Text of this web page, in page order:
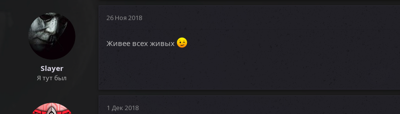
Slayer
Я тут был
26 Ноя 2018
Живее всех живых
1 Дек 2018